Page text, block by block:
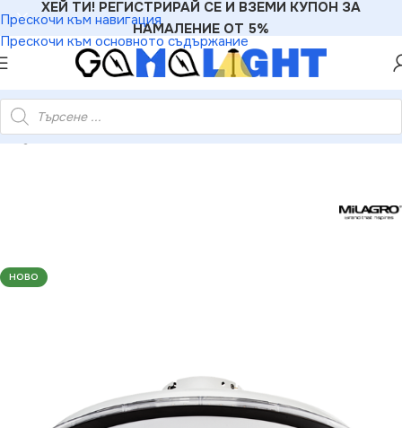
Прескочи към навигация
Прескочи към основното съдържание
ХЕЙ ТИ! РЕГИСТРИРАЙ СЕ И ВЗЕМИ КУПОН ЗА
НАМАЛЕНИЕ ОТ 5%
ML8339 ZONDA BLACK 48W LED плафон с вентилатор
НОВО